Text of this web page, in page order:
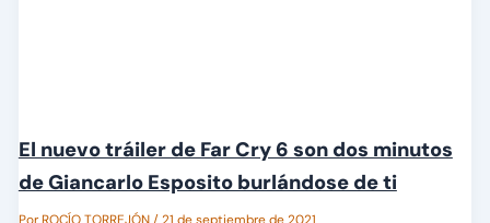
El nuevo tráiler de Far Cry 6 son dos minutos
de Giancarlo Esposito burlándose de ti